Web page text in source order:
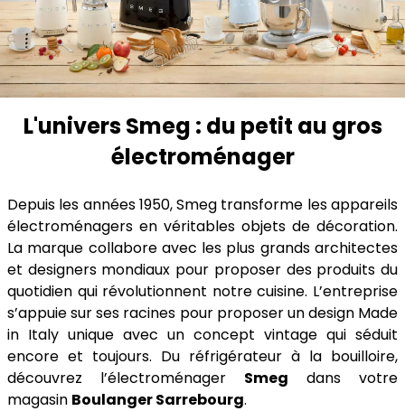
L'univers Smeg : du petit au gros
électroménager
Depuis les années 1950, Smeg transforme les appareils
électroménagers en véritables objets de décoration.
La marque collabore avec les plus grands architectes
et designers mondiaux pour proposer des produits du
quotidien qui révolutionnent notre cuisine. L’entreprise
s’appuie sur ses racines pour proposer un design Made
in Italy unique avec un concept vintage qui séduit
encore et toujours. Du réfrigérateur à la bouilloire,
découvrez l’électroménager Smeg dans votre
magasin Boulanger Sarrebourg.